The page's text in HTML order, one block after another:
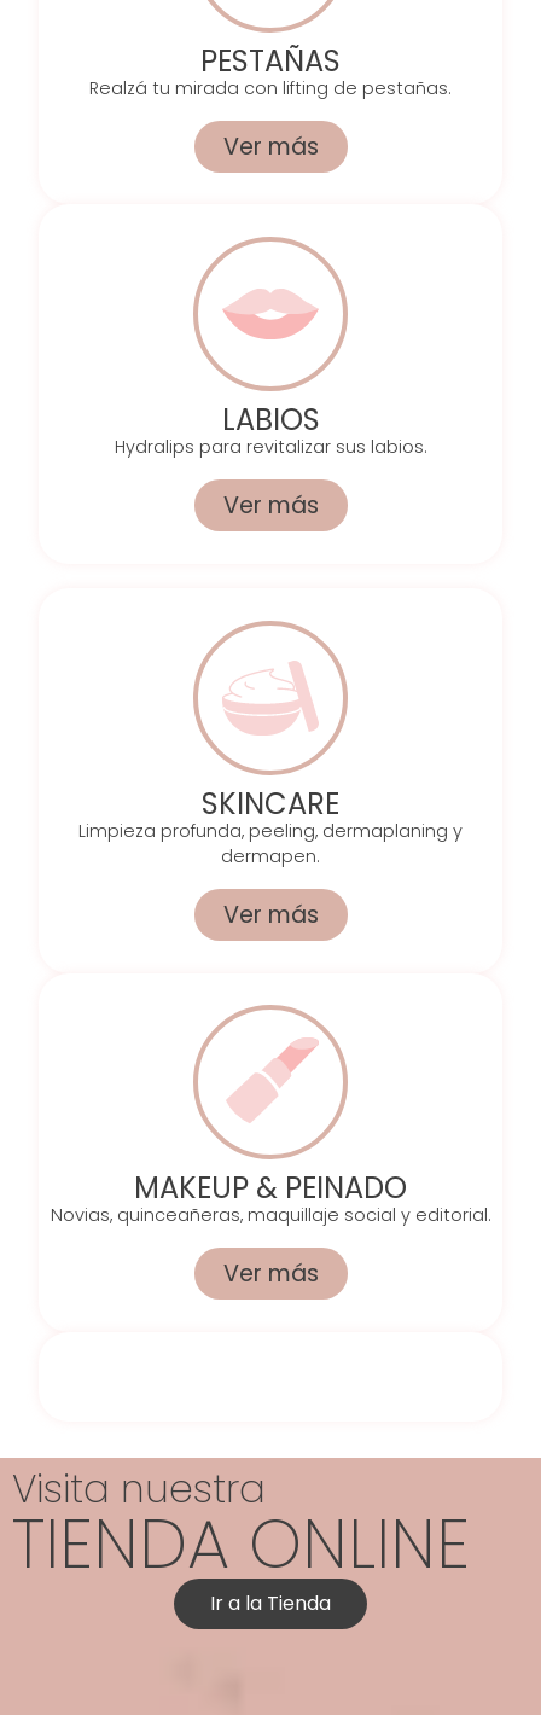
PESTAÑAS
Realzá tu mirada con lifting de pestañas.
Ver más
LABIOS
Hydralips para revitalizar sus labios.
Ver más
SKINCARE
Limpieza profunda, peeling, dermaplaning y
dermapen.
Ver más
MAKEUP & PEINADO
Novias, quinceañeras, maquillaje social y editorial.
Ver más
Visita nuestra
TIENDA ONLINE
Ir a la Tienda